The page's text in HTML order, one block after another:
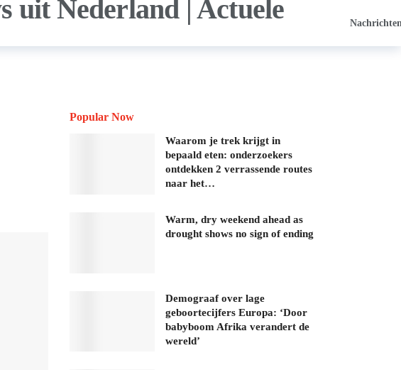
Popular Now
Waarom je trek krijgt in
bepaald eten: onderzoekers
ontdekken 2 verrassende routes
naar het…
Warm, dry weekend ahead as
drought shows no sign of ending
Demograaf over lage
geboortecijfers Europa: ‘Door
babyboom Afrika verandert de
wereld’